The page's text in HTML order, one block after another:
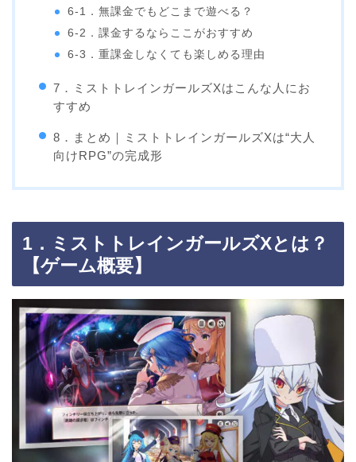
6-1．無課金でもどこまで遊べる？
6-2．課金するならここがおすすめ
6-3．重課金しなくても楽しめる理由
7．ミストトレインガールズXはこんな人にお
すすめ
8．まとめ｜ミストトレインガールズXは“大人
向けRPG”の完成形
1．ミストトレインガールズXとは？
【ゲーム概要】